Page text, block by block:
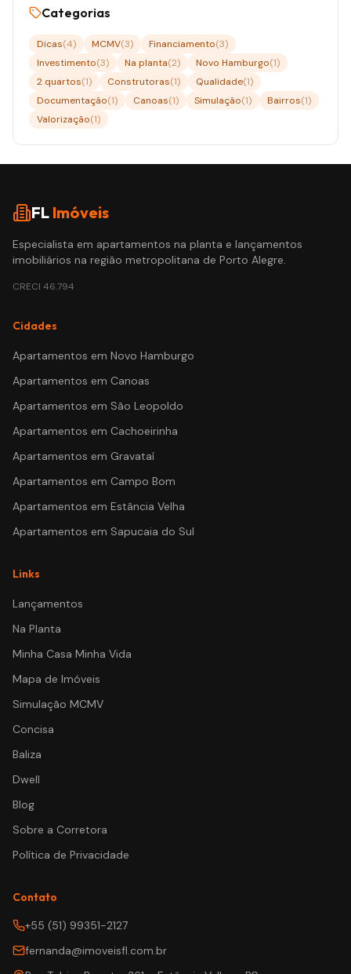
Categorias
Dicas(4) MCMV(3) Financiamento(3)
Investimento(3) Na planta(2) Novo Hamburgo(1)
2 quartos(1) Construtoras(1) Qualidade(1)
Documentação(1) Canoas(1) Simulação(1) Bairros(1)
Valorização(1)
FL Imóveis
Especialista em apartamentos na planta e lançamentos
imobiliários na região metropolitana de Porto Alegre.
CRECI 46.794
Cidades
Apartamentos em Novo Hamburgo
Apartamentos em Canoas
Apartamentos em São Leopoldo
Apartamentos em Cachoeirinha
Apartamentos em Gravataí
Apartamentos em Campo Bom
Apartamentos em Estância Velha
Apartamentos em Sapucaia do Sul
Links
Lançamentos
Na Planta
Minha Casa Minha Vida
Mapa de Imóveis
Simulação MCMV
Concisa
Baliza
Dwell
Blog
Sobre a Corretora
Política de Privacidade
Contato
+55 (51) 99351-2127
fernanda@imoveisfl.com.br